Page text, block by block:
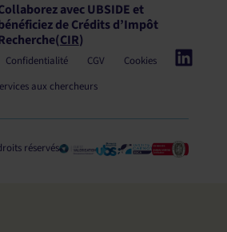
avec UBSIDE et
de Crédits d’Impôt
(CIR)
Confidentialité CGV
Cookies
aux chercheurs
réservés